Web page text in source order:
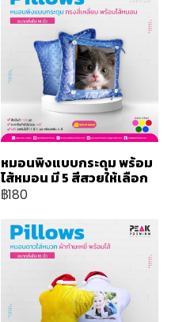
หมอนพิงแบบกระดุม พร้อม
ไส้หมอน มี 5 สีสวยให้เลือก
฿180